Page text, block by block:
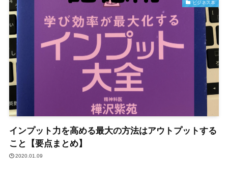
ビジネス本
インプット力を高める最大の方法はアウトプットする
こと【要点まとめ】
2020.01.09